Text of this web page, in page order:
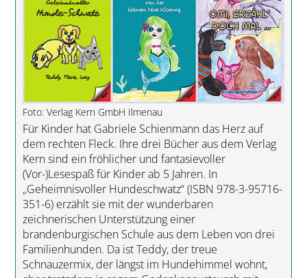
Foto: Verlag Kern GmbH Ilmenau
Für Kinder hat Gabriele Schienmann das Herz auf
dem rechten Fleck. Ihre drei Bücher aus dem Verlag
Kern sind ein fröhlicher und fantasievoller
(Vor-)Lesespaß für Kinder ab 5 Jahren. In
„Geheimnisvoller Hundeschwatz“ (ISBN 978-3-95716-
351-6) erzählt sie mit der wunderbaren
zeichnerischen Unterstützung einer
brandenburgischen Schule aus dem Leben von drei
Familienhunden. Da ist Teddy, der treue
Schnauzermix, der längst im Hundehimmel wohnt,